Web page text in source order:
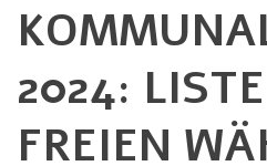
2024:
FREIEN